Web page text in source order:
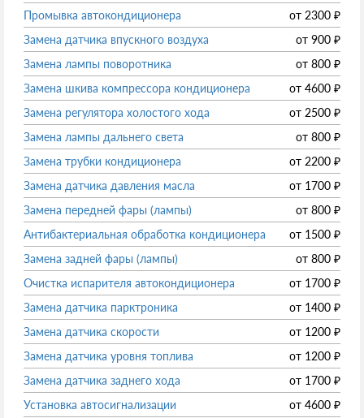
Промывка автокондиционера
от 2300 ₽
Замена датчика впускного воздуха
от 900 ₽
Замена лампы поворотника
от 800 ₽
Замена шкива компрессора кондиционера
от 4600 ₽
Замена регулятора холостого хода
от 2500 ₽
Замена лампы дальнего света
от 800 ₽
Замена трубки кондиционера
от 2200 ₽
Замена датчика давления масла
от 1700 ₽
Замена передней фары (лампы)
от 800 ₽
Антибактериальная обработка кондиционера
от 1500 ₽
Замена задней фары (лампы)
от 800 ₽
Очистка испарителя автокондиционера
от 1700 ₽
Замена датчика парктроника
от 1400 ₽
Замена датчика скорости
от 1200 ₽
Замена датчика уровня топлива
от 1200 ₽
Замена датчика заднего хода
от 1700 ₽
Установка автосигнализации
от 4600 ₽